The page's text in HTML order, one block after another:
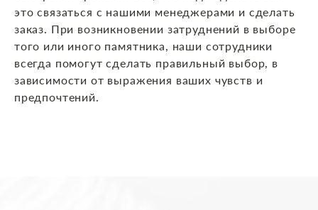
это связаться с нашими менеджерами и сделать
заказ. При возникновении затруднений в выборе
того или иного памятника, наши сотрудники
всегда помогут сделать правильный выбор, в
зависимости от выражения ваших чувств и
предпочтений.